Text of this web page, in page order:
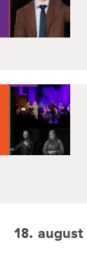
18. august